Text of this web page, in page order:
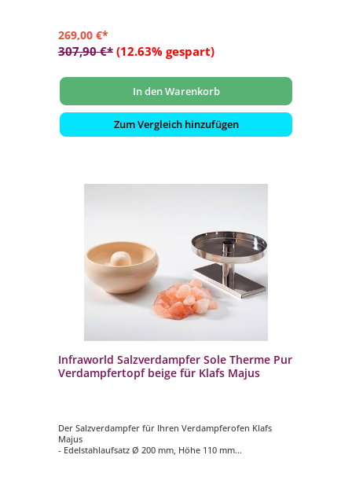
269,00 €*
307,90 €* (12.63% gespart)
In den Warenkorb
Zum Vergleich hinzufügen
Infraworld Salzverdampfer Sole Therme Pur
Verdampfertopf beige für Klafs Majus
Der Salzverdampfer für Ihren Verdampferofen Klafs
Majus
- Edelstahlaufsatz Ø 200 mm, Höhe 110 mm